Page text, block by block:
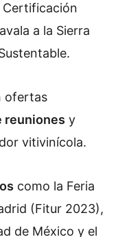
Certificación
a la Sierra
ofertas
reuniones y
vitivinícola.
como la Feria
(Fitur 2023),
de México y el